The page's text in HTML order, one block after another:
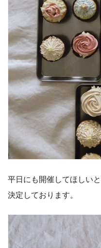
平日にも開催してほしい
決定しております。